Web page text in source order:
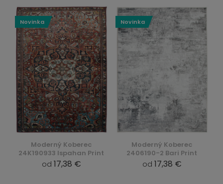
Moderný Koberec
24K190933 Ispahan Print
od 17,38 €
Novinka
Moderný Koberec
2406190-2 Bari Print
od 17,38 €
Novinka